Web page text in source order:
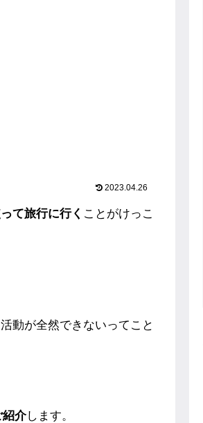
2023.04.26
て旅行に行く ことがけっこ
動が全然できないってこと
紹介します。